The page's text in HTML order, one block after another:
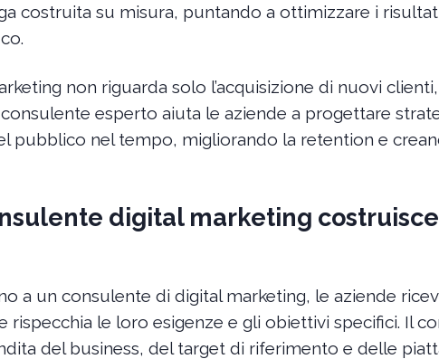
costruita su misura, puntando a ottimizzare i
non riguarda solo l’acquisizione di nuovi
esperto aiuta le aziende a progettare
pubblico nel tempo, migliorando la retention e
digital marketing
a un consulente di digital marketing, le aziende
rispecchia le loro esigenze e gli obiettivi specifici. Il
del business, del target di riferimento e delle